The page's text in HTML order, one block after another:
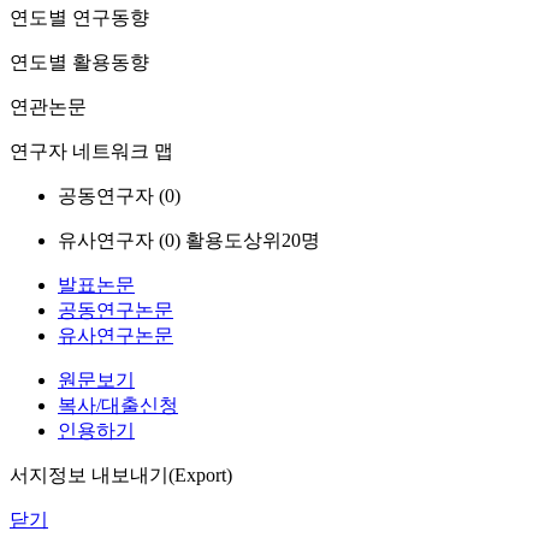
연도별 연구동향
연도별 활용동향
연관논문
연구자 네트워크 맵
공동연구자 (0)
유사연구자 (0) 활용도상위20명
발표논문
공동연구논문
유사연구논문
원문보기
복사/대출신청
인용하기
서지정보 내보내기(Export)
닫기